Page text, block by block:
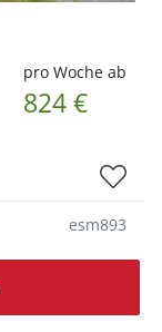
pro Woche ab
824 €
esm893